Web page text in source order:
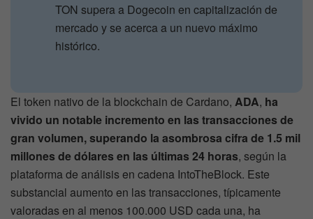
TON supera a Dogecoin en capitalización de
mercado y se acerca a un nuevo máximo
histórico.
El token nativo de la blockchain de Cardano, ADA, ha
vivido un notable incremento en las transacciones de
gran volumen, superando la asombrosa cifra de 1.5 mil
millones de dólares en las últimas 24 horas, según la
plataforma de análisis en cadena IntoTheBlock. Este
substancial aumento en las transacciones, típicamente
valoradas en al menos 100.000 USD cada una, ha